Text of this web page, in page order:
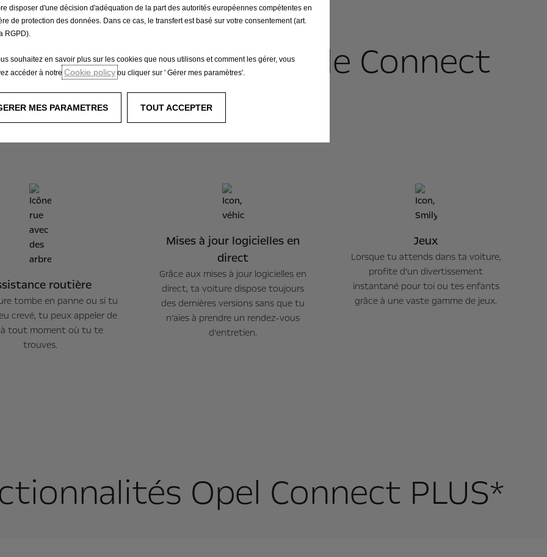
populaires de Connect
ONE
routière
tombe en panne ou si tu
crevé, tu peux appeler de
à tout moment où tu te
trouves.
Mises à jour logicielles en
direct
Grâce aux mises à jour logicielles en
direct, ta voiture dispose toujours
des dernières versions sans que tu
n’aies à prendre un rendez-vous
d’entretien.
Jeux
Lorsque tu attends dans ta voiture,
profite d’un divertissement
instantané pour toi ou tes enfants
grâce à une vaste gamme de jeux.
Opel Connect PLUS*
disposer d'une décision d'adéquation de la part des autorités européennes compétentes en
de protection des données. Dans ce cas, le transfert est basé sur votre consentement (art.
RGPD).
souhaitez en savoir plus sur les cookies que nous utilisons et comment les gérer, vous
accéder à notre Cookie policy ou cliquer sur ' Gérer mes paramètres'.
GERER MES PARAMETRES TOUT ACCEPTER